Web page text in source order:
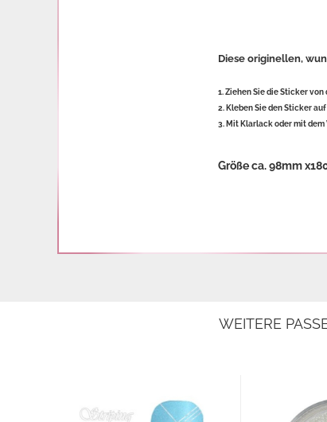
Diese originellen,
1. Ziehen Sie die Sticker von
2. Kleben Sie den Sticker
3. Mit Klarlack oder mit
Größe ca. 98mm
WEITERE